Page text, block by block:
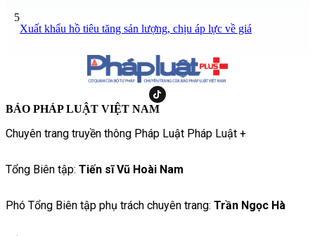
5
Xuất khẩu hồ tiêu tăng sản lượng, chịu áp lực về giá
BÁO PHÁP LUẬT VIỆT NAM
Chuyên trang truyền thông Pháp Luật Pháp Luật +
Tổng Biên tập: Tiến sĩ Vũ Hoài Nam
Phó Tổng Biên tập phụ trách chuyên trang: Trần Ngọc Hà